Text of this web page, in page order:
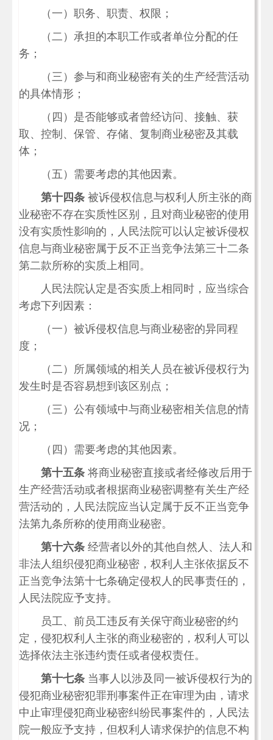
（一）职务、职责、权限；
（二）承担的本职工作或者单位分配的任
务；
（三）参与和商业秘密有关的生产经营活动
的具体情形；
（四）是否能够或者曾经访问、接触、获
取、控制、保管、存储、复制商业秘密及其载
体；
（五）需要考虑的其他因素。
第十四条 被诉侵权信息与权利人所主张的商
业秘密不存在实质性区别，且对商业秘密的使用
没有实质性影响的，人民法院可以认定被诉侵权
信息与商业秘密属于反不正当竞争法第三十二条
第二款所称的实质上相同。
人民法院认定是否实质上相同时，应当综合
考虑下列因素：
（一）被诉侵权信息与商业秘密的异同程
度；
（二）所属领域的相关人员在被诉侵权行为
发生时是否容易想到该区别点；
（三）公有领域中与商业秘密相关信息的情
况；
（四）需要考虑的其他因素。
第十五条 将商业秘密直接或者经修改后用于
生产经营活动或者根据商业秘密调整有关生产经
营活动的，人民法院应当认定属于反不正当竞争
法第九条所称的使用商业秘密。
第十六条 经营者以外的其他自然人、法人和
非法人组织侵犯商业秘密，权利人主张依据反不
正当竞争法第十七条确定侵权人的民事责任的，
人民法院应予支持。
员工、前员工违反有关保守商业秘密的约
定，侵犯权利人主张的商业秘密的，权利人可以
选择依法主张违约责任或者侵权责任。
第十七条 当事人以涉及同一被诉侵权行为的
侵犯商业秘密犯罪刑事案件正在审理为由，请求
中止审理侵犯商业秘密纠纷民事案件的，人民法
院一般应予支持，但权利人请求保护的信息不构